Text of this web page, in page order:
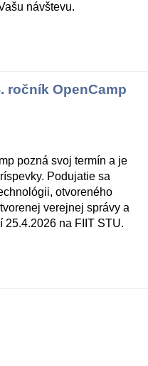
návštevu.
ročník OpenCamp
pozná svoj termín a je
Podujatie sa
otvoreného
verejnej správy a
25.4.2026 na FIIT STU.